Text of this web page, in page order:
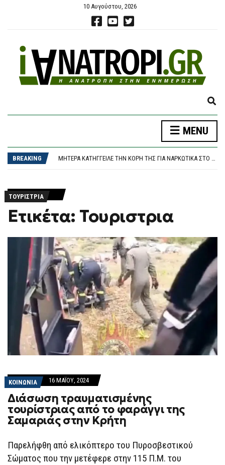
10 Αυγούστου, 2026
E
P
N
O
M
MENU
BREAKING
ΠΌΤΕ ΠΛΗΡΏΝΟΝΤΑΙ ΟΙ ΣΥΝΤΆΞΕΙΣ ΣΕΠΤΕΜΒΡΊΟΥ
ΜΗΤΈΡΑ ΚΑΤΉΓΓΕΙΛΕ ΤΗΝ ΚΌΡΗ ΤΗΣ ΓΙΑ ΝΑΡΚΩΤΙΚΆ ΣΤΟ ΗΡΆΚΛΕΙΟ ΚΑΙ ΕΚΕΊΝΗ ΤΗ ΜΉΝΥΣΕ ΓΙΑ ΕΝΔΟΟΙΚΟΓΕΝΕΙΑΚΉ ΒΊΑ
ΠΌΤΕ ΠΛΗΡΏΝΟΝΤΑΙ ΟΙ ΣΥΝΤΆΞΕΙΣ ΣΕΠΤΕΜΒΡΊΟΥ
ΤΟΥΡΙΣΤΡΙΑ
Ετικέτα: Τουριστρια
ΚΟΙΝΩΝΙΑ 16 ΜΑΪ́ΟΥ, 2024
Διάσωση τραυματισμένης
τουρίστριας από το φαράγγι της
Σαμαριάς στην Κρήτη
Παρελήφθη από ελικόπτερο του Πυροσβεστικού
Σώματος που την μετέφερε στην 115 Π.Μ. του